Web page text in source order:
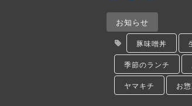
お知らせ
豚味噌丼
季節のランチ
ヤマキチ お